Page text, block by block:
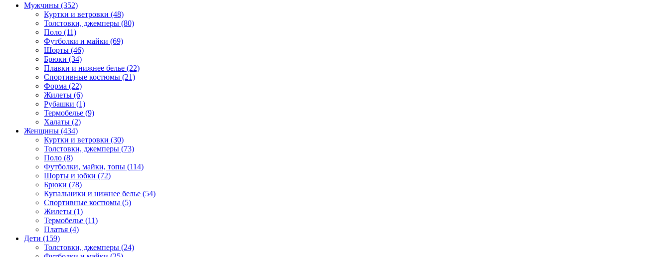
Мужчины (352)
Куртки и ветровки (48)
Толстовки, джемперы (80)
Поло (11)
Футболки и майки (69)
Шорты (46)
Брюки (34)
Плавки и нижнее белье (22)
Спортивные костюмы (21)
Форма (22)
Жилеты (6)
Рубашки (1)
Термобелье (9)
Халаты (2)
Женщины (434)
Куртки и ветровки (30)
Толстовки, джемперы (73)
Поло (8)
Футболки, майки, топы (114)
Шорты и юбки (72)
Брюки (78)
Купальники и нижнее белье (54)
Спортивные костюмы (5)
Жилеты (1)
Термобелье (11)
Платья (4)
Дети (159)
Толстовки, джемперы (24)